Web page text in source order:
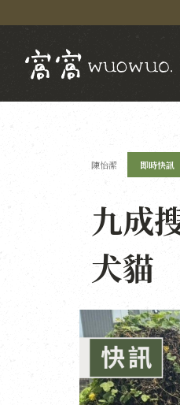
陳怡潔 即時快訊
九成
犬貓